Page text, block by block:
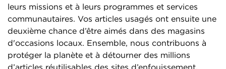
leurs missions et à leurs programmes et services
communautaires. Vos articles usagés ont ensuite une
deuxième chance d’être aimés dans des magasins
d'occasions locaux. Ensemble, nous contribuons à
protéger la planète et à détourner des millions